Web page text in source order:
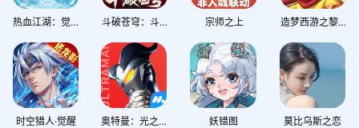
热血江湖：觉醒 斗破苍穹：斗帝之路 宗师之上 造梦西游之黎尤浩劫篇
时空猎人·觉醒 奥特曼：光之战士 妖错图 莫比乌斯之恋